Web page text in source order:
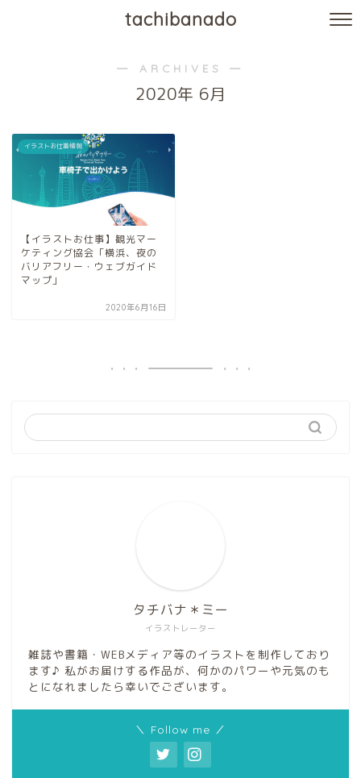
tachibanado
― ARCHIVES ―
2020年 6月
イラストお仕事情報
【イラストお仕事】観光マー
ケティング協会「横浜、夜の
バリアフリー・ウェブガイド
マップ」
2020年6月16日
イラストレーター
タチバナ＊ミー
雑誌や書籍・WEBメディア等のイラストを制作しており
ます♪ 私がお届けする作品が、何かのパワーや元気のも
とになれましたら幸いでございます。
＼ Follow me ／